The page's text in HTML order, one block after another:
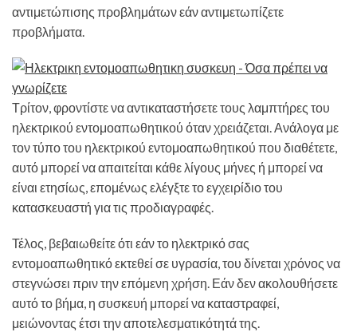
αντιμετώπισης προβλημάτων εάν αντιμετωπίζετε
προβλήματα.
Τρίτον, φροντίστε να αντικαταστήσετε τους λαμπτήρες του
ηλεκτρικού εντομοαπωθητικού όταν χρειάζεται. Ανάλογα με
τον τύπο του ηλεκτρικού εντομοαπωθητικού που διαθέτετε,
αυτό μπορεί να απαιτείται κάθε λίγους μήνες ή μπορεί να
είναι ετησίως, επομένως ελέγξτε το εγχειρίδιο του
κατασκευαστή για τις προδιαγραφές.
Τέλος, βεβαιωθείτε ότι εάν το ηλεκτρικό σας
εντομοαπωθητικό εκτεθεί σε υγρασία, του δίνεται χρόνος να
στεγνώσει πριν την επόμενη χρήση. Εάν δεν ακολουθήσετε
αυτό το βήμα, η συσκευή μπορεί να καταστραφεί,
μειώνοντας έτσι την αποτελεσματικότητά της.